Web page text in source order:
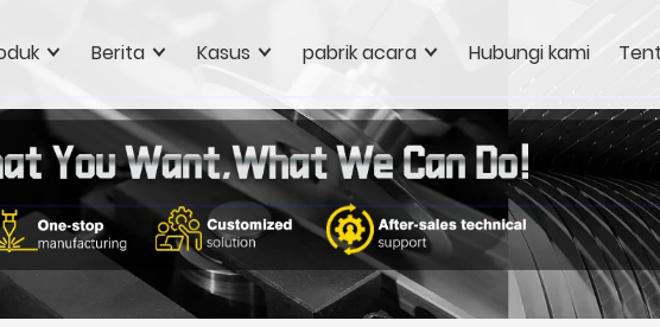
Berita Kasus pabrik acara Hubungi kami